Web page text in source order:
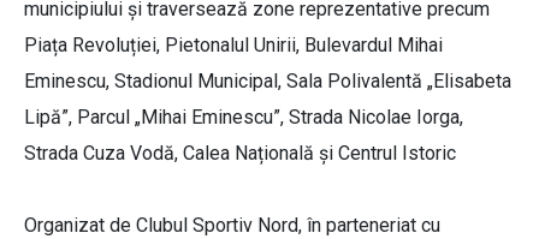
municipiului și traversează zone reprezentative precum
Piața Revoluției, Pietonalul Unirii, Bulevardul Mihai
Eminescu, Stadionul Municipal, Sala Polivalentă „Elisabeta
Lipă”, Parcul „Mihai Eminescu”, Strada Nicolae Iorga,
Strada Cuza Vodă, Calea Națională și Centrul Istoric
Organizat de Clubul Sportiv Nord, în parteneriat cu